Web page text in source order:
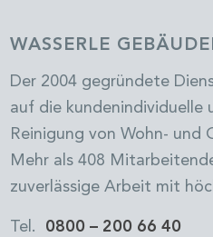
WASSERLE
Der 2004 gegründete
auf die kundenindividuelle
Reinigung von Wohn- und
Mehr als 408
zuverlässige Arbeit mit
Tel. 0800 – 200 66 40